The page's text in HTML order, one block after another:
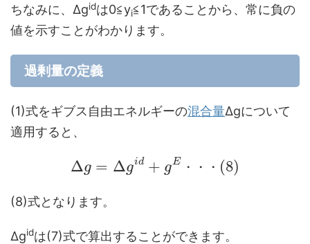
ちなみに、Δgidは0≦yi≦1であることから、常に負の
値を示すことがわかります。
過剰量の定義
(1)式をギブス自由エネルギーの混合量Δgについて
適用すると、
Δg = Δgid + gE ・ ・ ・ (8)
(8)式となります。
Δgidは(7)式で算出することができます。